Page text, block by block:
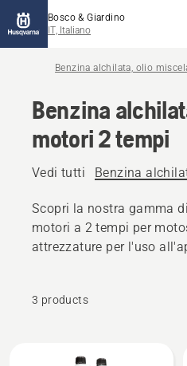
Bosco & Giardino
IT, Italiano
Benzina alchilata, olio
Benzina
motori 2 tempi
Vedi tutti Benzina
Scopri la nostra gamma
motori a 2 tempi per
attrezzature per l'uso
3 products